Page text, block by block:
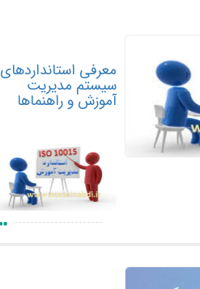
معرفی استانداردهای
سیستم مدیریت
آموزش و راهنماها